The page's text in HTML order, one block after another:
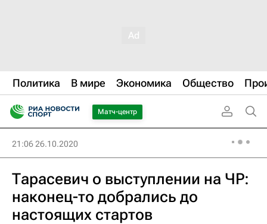
Политика В мире Экономика Общество
Матч-центр
21:06 26.10.2020
Тарасевич о выступлении на ЧР:
наконец-то добрались до
настоящих стартов